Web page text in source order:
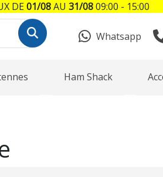
Whatsapp
Ham Shack
DE01/08AU 31/0809:00 - 15:00